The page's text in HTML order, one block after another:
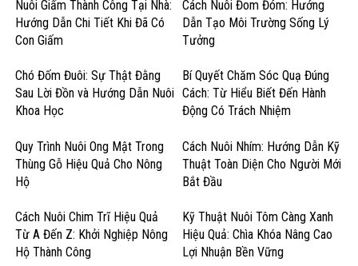
Nuôi Giấm Thành Công Tại Nhà:
Hướng Dẫn Chi Tiết Khi Đã Có
Con Giấm
Cách Nuôi Đom Đóm: Hướng
Dẫn Tạo Môi Trường Sống Lý
Tưởng
Chó Đốm Đuôi: Sự Thật Đằng
Sau Lời Đồn và Hướng Dẫn Nuôi
Khoa Học
Bí Quyết Chăm Sóc Quạ Đúng
Cách: Từ Hiểu Biết Đến Hành
Động Có Trách Nhiệm
Quy Trình Nuôi Ong Mật Trong
Thùng Gỗ Hiệu Quả Cho Nông
Hộ
Cách Nuôi Nhím: Hướng Dẫn Kỹ
Thuật Toàn Diện Cho Người Mới
Bắt Đầu
Cách Nuôi Chim Trĩ Hiệu Quả
Từ A Đến Z: Khởi Nghiệp Nông
Hộ Thành Công
Kỹ Thuật Nuôi Tôm Càng Xanh
Hiệu Quả: Chìa Khóa Nâng Cao
Lợi Nhuận Bền Vững